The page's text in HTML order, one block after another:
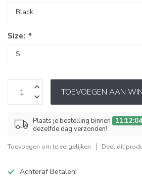
Size: *
TOEVOEGEN AAN
Plaats je bestelling binnen 11:12:04
dezelfde dag verzonden!
Toevoegen om te vergelijken Deel dit
Achteraf Betalen!